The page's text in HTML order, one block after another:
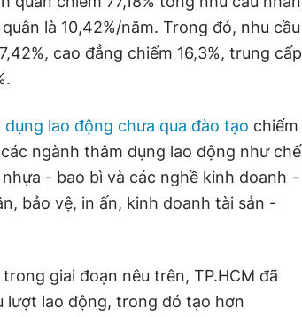
là 10,42%/năm. Trong đó, nhu cầu
cao đẳng chiếm 16,3%, trung cấp
dụng lao động chưa qua đào tạo chiếm
ngành thâm dụng lao động như chế
- bao bì và các nghề kinh doanh -
bảo vệ, in ấn, kinh doanh tài sản -
giai đoạn nêu trên, TP.HCM đã
lượt lao động, trong đó tạo hơn